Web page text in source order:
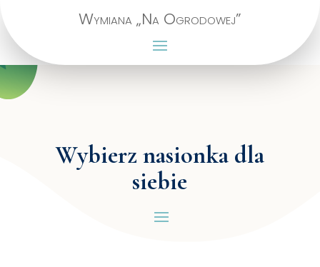
Wymiana „Na Ogrodowej”
Wybierz nasionka dla
siebie